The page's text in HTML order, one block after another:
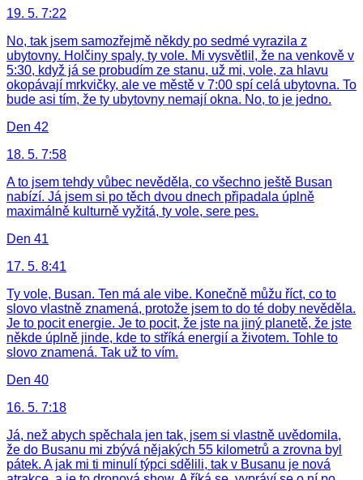
19. 5. 7:22
No, tak jsem samozřejmě někdy po sedmé vyrazila z
ubytovny. Holčiny spaly, ty vole. Mi vysvětlil, že na venkově v
5:30, když já se probudím ze stanu, už mi, vole, za hlavu
okopávají mrkvičky, ale ve městě v 7:00 spí celá ubytovna. To
bude asi tím, že ty ubytovny nemají okna. No, to je jedno.
Den 42
18. 5. 7:58
A to jsem tehdy vůbec nevěděla, co všechno ještě Busan
nabízí. Já jsem si po těch dvou dnech připadala úplně
maximálně kulturně vyžitá, ty vole, sere pes.
Den 41
17. 5. 8:41
Ty vole, Busan. Ten má ale vibe. Konečně můžu říct, co to
slovo vlastně znamená, protože jsem to do té doby nevěděla.
Je to pocit energie. Je to pocit, že jste na jiný planetě, že jste
někde úplně jinde, kde to stříká energií a životem. Tohle to
slovo znamená. Tak už to vím.
Den 40
16. 5. 7:18
Já, než abych spěchala jen tak, jsem si vlastně uvědomila,
že do Busanu mi zbývá nějakých 55 kilometrů a zrovna byl
pátek. A jak mi ti minulí týpci sdělili, tak v Busanu je nová